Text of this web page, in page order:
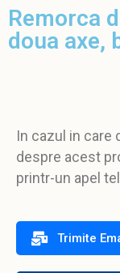
Remorca
doua axe,
In cazul in care
despre acest
printr-un apel
Trimite